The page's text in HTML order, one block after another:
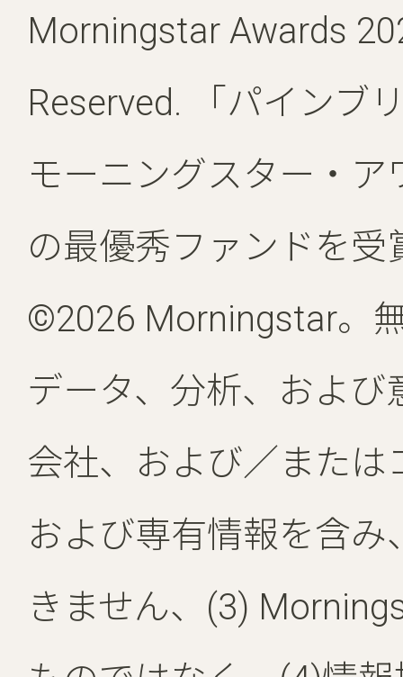
Morningstar Awards
Reserved. 「パインブ
モーニングスター・
の最優秀ファンドを受
©2026 Morningstar。
データ、分析、およ
会社、および／また
および専有情報を含
きません、(3)